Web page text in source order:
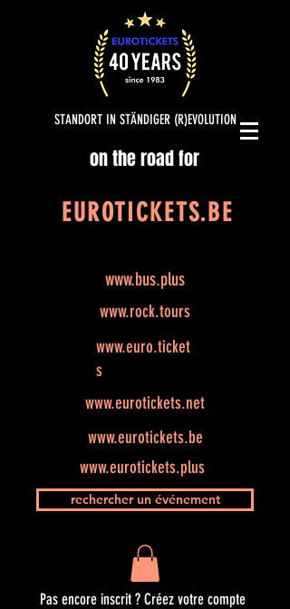
STANDORT IN STÄNDIGER (R)EVOLUTION
on the road for
EUROTICKETS.BE
www.bus.plus
www.rock.tours
www.euro.ticket
s
www.eurotickets.net
www.eurotickets.be
www.eurotickets.plus
rechercher un événement
Pas encore inscrit ? Créez votre compte